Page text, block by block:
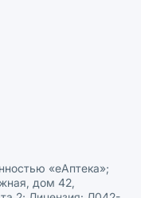
данных
«еАптека»;
дом 42,